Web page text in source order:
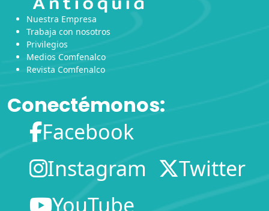
Nuestra Empresa
Trabaja con nosotros
Privilegios
Medios Comfenalco
Revista Comfenalco
Conectémonos:
Facebook
Instagram
Twitter
YouTube